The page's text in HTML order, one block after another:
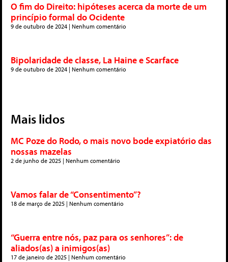
O fim do Direito: hipóteses acerca da morte de um
princípio formal do Ocidente
9 de outubro de 2024 Nenhum comentário
Bipolaridade de classe, La Haine e Scarface
9 de outubro de 2024 Nenhum comentário
Mais lidos
MC Poze do Rodo, o mais novo bode expiatório das
nossas mazelas
2 de junho de 2025 Nenhum comentário
Vamos falar de “Consentimento”?
18 de março de 2025 Nenhum comentário
“Guerra entre nós, paz para os senhores”: de
aliados(as) a inimigos(as)
17 de janeiro de 2025 Nenhum comentário